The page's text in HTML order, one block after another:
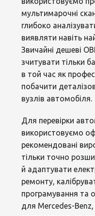
мультимарочні
глибоко
виявляти навіть
Звичайні дешеві
зчитувати тільки
в той час як
побачити
вузлів автомобіля.
Для перевірки
використовуємо
рекомендовані
тільки точно
й адаптувати
ремонту,
програмування та
для Mercedes-